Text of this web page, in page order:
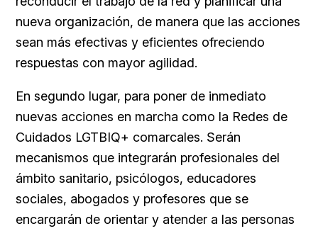
nueva organización, de manera que las acciones
sean más efectivas y eficientes ofreciendo
respuestas con mayor agilidad.
En segundo lugar, para poner de inmediato
nuevas acciones en marcha como la Redes de
Cuidados LGTBIQ+ comarcales. Serán
mecanismos que integrarán profesionales del
ámbito sanitario, psicólogos, educadores
sociales, abogados y profesores que se
encargarán de orientar y atender a las personas